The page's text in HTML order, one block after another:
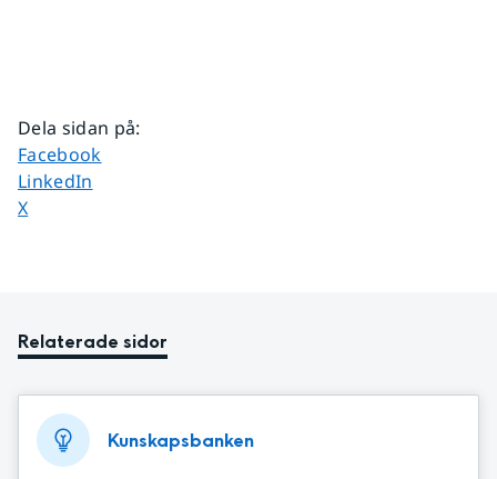
Dela sidan på:
Dela sidan på
Facebook
Dela sidan på
LinkedIn
Dela sidan på
X
Relaterade sidor
Kunskapsbanken